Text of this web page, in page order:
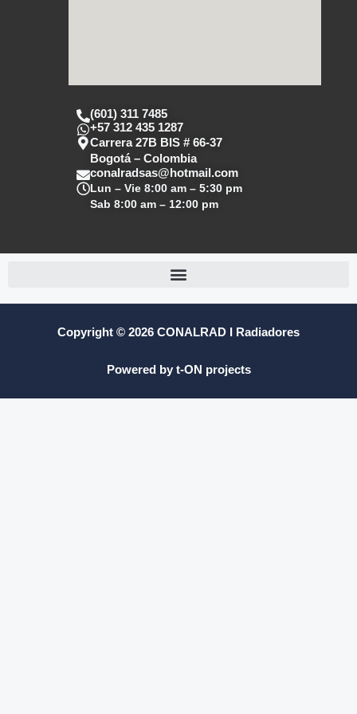
(601) 311 7485
+57 312 435 1287
Carrera 27B BIS # 66-37
Bogotá – Colombia
conalradsas@hotmail.com
Lun – Vie 8:00 am – 5:30 pm
Sab 8:00 am – 12:00 pm
Copyright © 2026 CONALRAD I Radiadores
Powered by t-ON projects